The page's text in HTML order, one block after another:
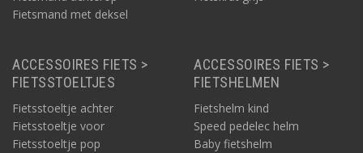
Fietsmand met deksel
ACCESSOIRES FIETS >
FIETSSTOELTJES
Fietsstoeltje achter
Fietsstoeltje voor
Fietsstoeltje pop
ACCESSOIRES FIETS >
FIETSHELMEN
Fietshelm kind
Speed pedelec helm
Baby fietshelm